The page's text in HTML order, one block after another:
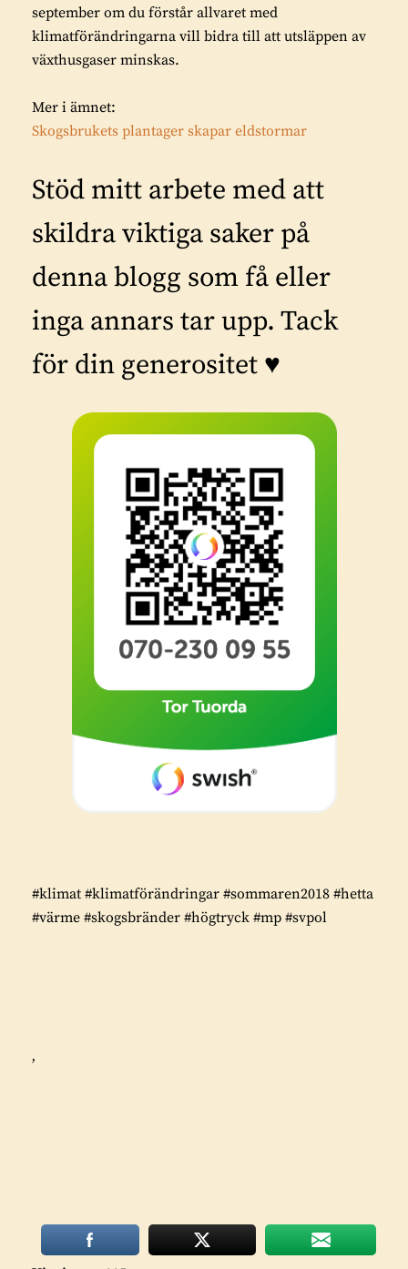
september om du förstår allvaret med
klimatförändringarna vill bidra till att utsläppen av
växthusgaser minskas.
Mer i ämnet:
Skogsbrukets plantager skapar eldstormar
Stöd mitt arbete med att
skildra viktiga saker på
denna blogg som få eller
inga annars tar upp. Tack
för din generositet ♥️
#klimat #klimatförändringar #sommaren2018 #hetta
#värme #skogsbränder #högtryck #mp #svpol
’